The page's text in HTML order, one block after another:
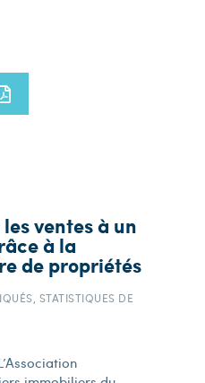
ventes à un
à la
de propriétés
STATISTIQUES DE